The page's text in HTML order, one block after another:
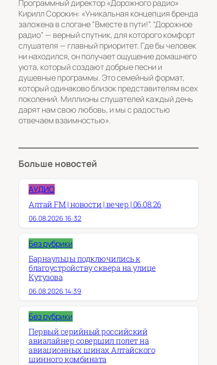
Программный директор «Дорожного радио»
Кирилл Сорокин: «Уникальная концепция бренда
заложена в слогане “Вместе в пути!”. “Дорожное
радио” — верный спутник, для которого комфорт
слушателя — главный приоритет. Где бы человек
ни находился, он получает ощущение домашнего
уюта, который создают добрые песни и
душевные программы. Это семейный формат,
который одинаково близок представителям всех
поколений. Миллионы слушателей каждый день
дарят нам свою любовь, и мы с радостью
отвечаем взаимностью».
Больше новостей
АУДИО
Алтай FM | новости | вечер | 06.08.26
06.08.2026 16:32
Без рубрики
Барнаульцы подключились к
благоустройству сквера на улице
Кутузова
06.08.2026 14:39
Без рубрики
Первый серийный российский
авиалайнер совершил полет на
авиационных шинах Алтайского
шинного комбината